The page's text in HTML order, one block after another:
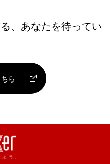
、あなたを待ってい
ら